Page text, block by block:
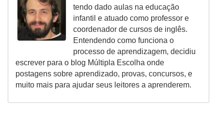
tendo dado aulas na educação
infantil e atuado como professor e
coordenador de cursos de inglês.
Entendendo como funciona o
processo de aprendizagem, decidiu
escrever para o blog Múltipla Escolha onde
postagens sobre aprendizado, provas, concursos, e
muito mais para ajudar seus leitores a aprenderem.